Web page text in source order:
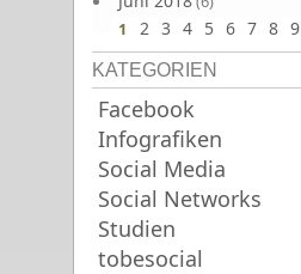
1 2 3 4 5 6 7 8 9
KATEGORIEN
Facebook
Infografiken
Social Media
Social Networks
Studien
tobesocial